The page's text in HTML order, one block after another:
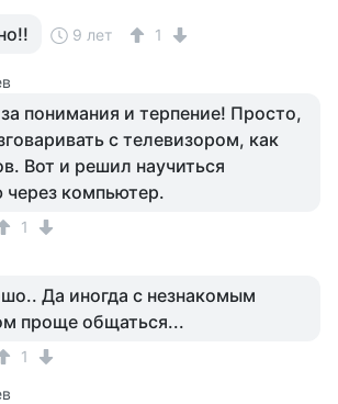
9 лет 1
понимания и терпение! Просто,
с телевизором, как
Вот и решил научиться
компьютер.
1
Да иногда с незнакомым
проще общаться...
1